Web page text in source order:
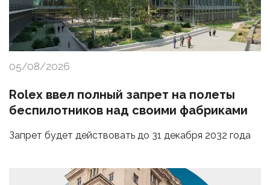
05/08/2026
Rolex ввел полный запрет на полеты
беспилотников над своими фабриками
Запрет будет действовать до 31 декабря 2032 года